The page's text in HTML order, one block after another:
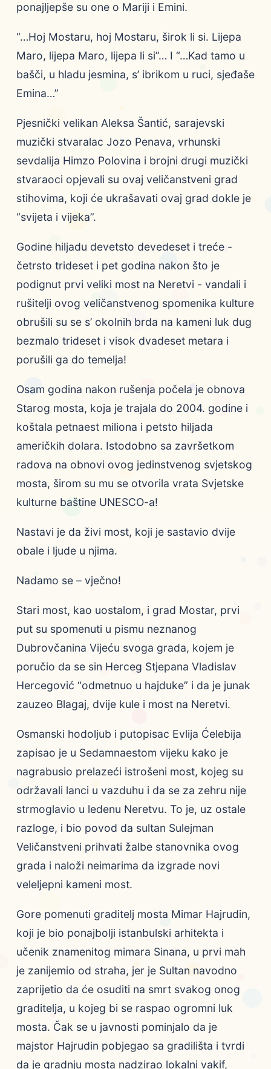
ponajljepše su one o Mariji i Emini.
“…Hoj Mostaru, hoj Mostaru, širok li si. Lijepa
Maro, lijepa Maro, lijepa li si”… I “…Kad tamo u
bašči, u hladu jesmina, s’ ibrikom u ruci, sjeđaše
Emina…”
Pjesnički velikan Aleksa Šantić, sarajevski
muzički stvaralac Jozo Penava, vrhunski
sevdalija Himzo Polovina i brojni drugi muzički
stvaraoci opjevali su ovaj veličanstveni grad
stihovima, koji će ukrašavati ovaj grad dokle je
“svijeta i vijeka”.
Godine hiljadu devetsto devedeset i treće -
četrsto trideset i pet godina nakon što je
podignut prvi veliki most na Neretvi - vandali i
rušitelji ovog veličanstvenog spomenika kulture
obrušili su se s’ okolnih brda na kameni luk dug
bezmalo trideset i visok dvadeset metara i
porušili ga do temelja!
Osam godina nakon rušenja počela je obnova
Starog mosta, koja je trajala do 2004. godine i
koštala petnaest miliona i petsto hiljada
američkih dolara. Istodobno sa završetkom
radova na obnovi ovog jedinstvenog svjetskog
mosta, širom su mu se otvorila vrata Svjetske
kulturne baštine UNESCO-a!
Nastavi je da živi most, koji je sastavio dvije
obale i ljude u njima.
Nadamo se – vječno!
Stari most, kao uostalom, i grad Mostar, prvi
put su spomenuti u pismu neznanog
Dubrovčanina Vijeću svoga grada, kojem je
poručio da se sin Herceg Stjepana Vladislav
Hercegović “odmetnuo u hajduke” i da je junak
zauzeo Blagaj, dvije kule i most na Neretvi.
Osmanski hodoljub i putopisac Evlija Ćelebija
zapisao je u Sedamnaestom vijeku kako je
nagrabusio prelazeći istrošeni most, kojeg su
održavali lanci u vazduhu i da se za zehru nije
strmoglavio u ledenu Neretvu. To je, uz ostale
razloge, i bio povod da sultan Sulejman
Veličanstveni prihvati žalbe stanovnika ovog
grada i naloži neimarima da izgrade novi
veleljepni kameni most.
Gore pomenuti graditelj mosta Mimar Hajrudin,
koji je bio ponajbolji istanbulski arhitekta i
učenik znamenitog mimara Sinana, u prvi mah
je zanijemio od straha, jer je Sultan navodno
zaprijetio da će osuditi na smrt svakog onog
graditelja, u kojeg bi se raspao ogromni luk
mosta. Čak se u javnosti pominjalo da je
majstor Hajrudin pobjegao sa gradilišta i tvrdi
da je gradnju mosta nadzirao lokalni vakif,